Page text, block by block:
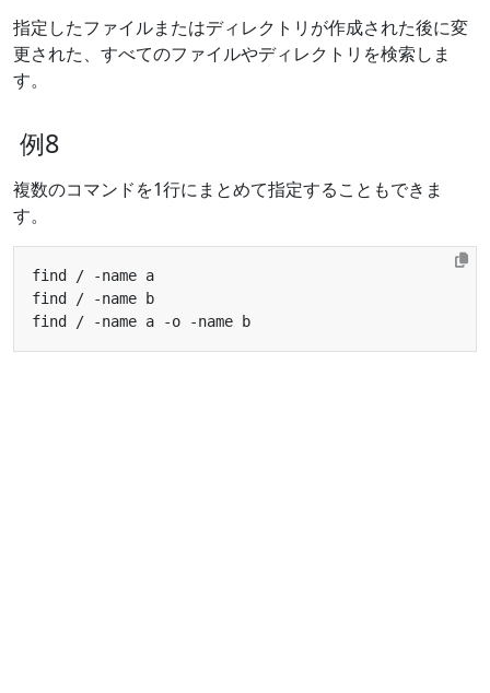
指定したファイルまたはディレクトリが作成された後に変
更された、すべてのファイルやディレクトリを検索しま
す。
例8
複数のコマンドを1行にまとめて指定することもできま
す。